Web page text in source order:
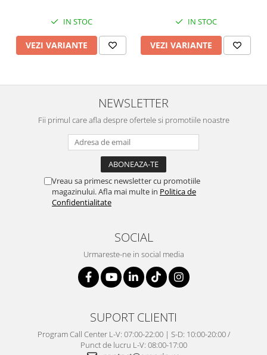
IN STOC
VEZI VARIANTE
IN STOC
VEZI VARIANTE
NEWSLETTER
Fii primul care afla despre ofertele si promotiile noastre
Vreau sa primesc newsletter cu promotiile
magazinului. Afla mai multe in Politica de
Confidentialitate
SOCIAL
Urmareste-ne in social media
SUPORT CLIENTI
Program Call Center L-V: 07:00-22:00 | S-D: 10:00-20:00 /
Punct de lucru L-V: 08:00-17:00